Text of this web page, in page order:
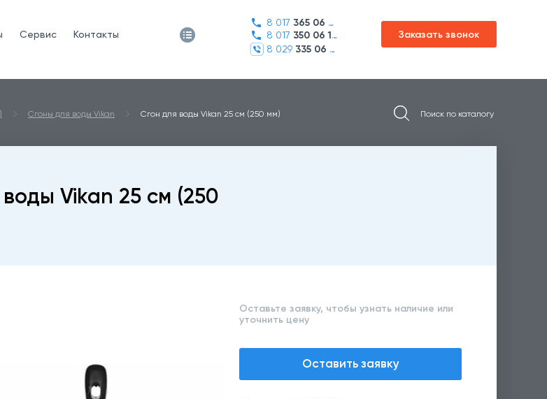
Сервис Контакты
8 017 365 06 45
8 017 350 06 16
8 029 335 06 01
Заказать звонок
Сгоны для воды Vikan Сгон для воды Vikan 25 см (250 мм)
Vikan 25 см (250
Оставьте заявку, чтобы узнать наличие или
уточнить цену
Оставить заявку